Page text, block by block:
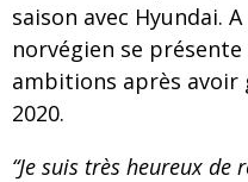
saison avec Hyundai.
norvégien se présente
ambitions après avoir
2020.
“Je suis très heureux